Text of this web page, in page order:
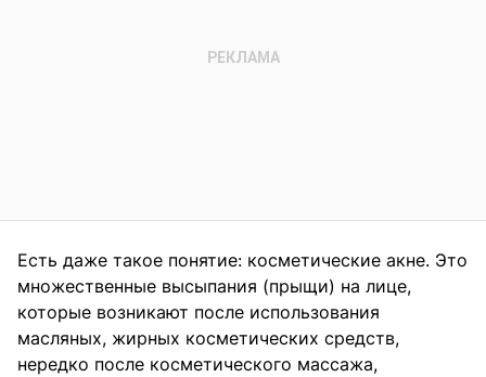
Есть даже такое понятие: косметические акне. Это
множественные высыпания (прыщи) на лице,
которые возникают после использования
масляных, жирных косметических средств,
нередко после косметического массажа,